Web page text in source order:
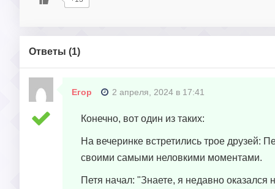
Ответы (1)
Егор 2 апреля, 2024 в 17:41
Конечно, вот один из таких:
На вечеринке встретились трое друзей:
своими самыми неловкими моментами.
Петя начал: "Знаете, я недавно оказался